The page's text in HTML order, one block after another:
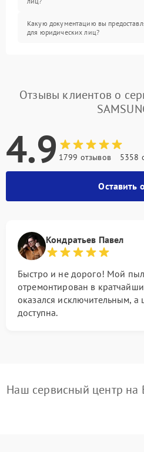
Какую документацию вы
для юридических лиц?
Отзывы клиентов о
4.9 1799 отзывов 5358
Оставить
Кондратьев Павел
Быстро и не дорого! Мой
отремонтирован в
оказался исключительным, а
доступна.
Наш сервисный центр на